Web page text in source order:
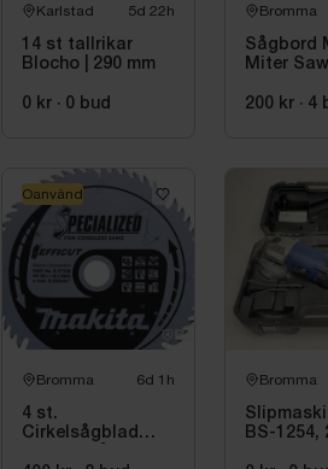
Karlstad 5d 22h
14 st tallrikar
Blocho | 290 mm
0 kr · 0 bud
Bromma
Sågbord
Miter
200 kr · 4
Bromma 6d 1h
4 st.
Cirkelsågblad
Oanvänd
Bromma
BS-1254,